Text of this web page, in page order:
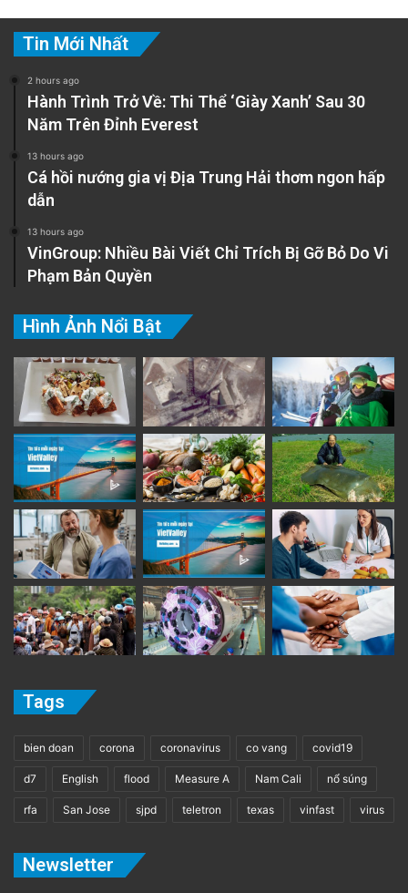
Tin Mới Nhất
2 hours ago
Hành Trình Trở Về: Thi Thể ‘Giày Xanh’ Sau 30
Năm Trên Đỉnh Everest
13 hours ago
Cá hồi nướng gia vị Địa Trung Hải thơm ngon hấp
dẫn
13 hours ago
VinGroup: Nhiều Bài Viết Chỉ Trích Bị Gỡ Bỏ Do Vi
Phạm Bản Quyền
Hình Ảnh Nổi Bật
Tags
bien doan corona coronavirus co vang covid19
d7 English flood Measure A Nam Cali nổ súng
rfa San Jose sjpd teletron texas vinfast virus
Newsletter